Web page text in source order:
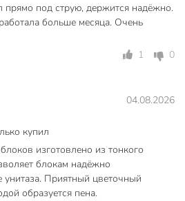
прямо под струю, держится надёжно.
больше месяца. Очень
1
0
04.08.2026
купил
изготовлено из тонкого
блокам надёжно
унитаза. Приятный цветочный
образуется пена.